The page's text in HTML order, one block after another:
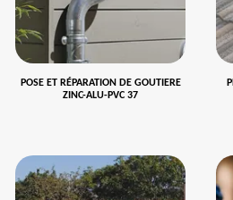
POSE ET RÉPARATION DE GOUTIERE
ZINC-ALU-PVC 37